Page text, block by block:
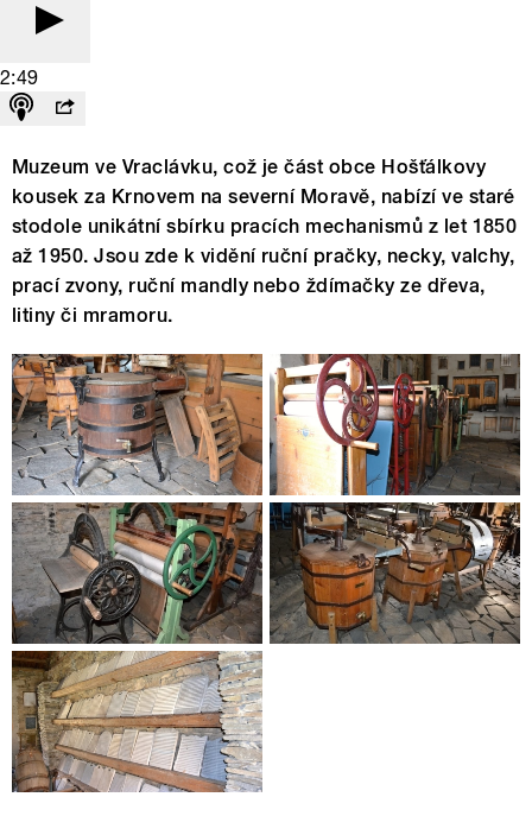
2:49
Muzeum ve Vraclávku, což je část obce Hošťálkovy
kousek za Krnovem na severní Moravě, nabízí ve staré
stodole unikátní sbírku pracích mechanismů z let 1850
až 1950. Jsou zde k vidění ruční pračky, necky, valchy,
prací zvony, ruční mandly nebo ždímačky ze dřeva,
litiny či mramoru.